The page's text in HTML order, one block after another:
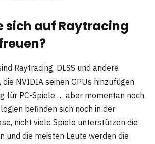
sich auf Raytracing
Raytracing, DLSS und andere
NVIDIA seinen GPUs hinzufügen
für PC-Spiele … aber momentan noch
befinden sich noch in der
nicht viele Spiele unterstützen die
und die meisten Leute werden die